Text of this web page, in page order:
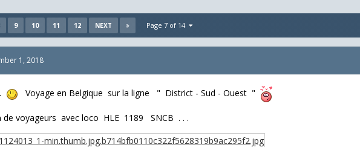
9 10 11 12 NEXT Page 7 of 14
1, 2018
Voyage en Belgique sur la ligne " District - Sud - Ouest "
de voyageurs avec loco HLE 1189 SNCB . . .